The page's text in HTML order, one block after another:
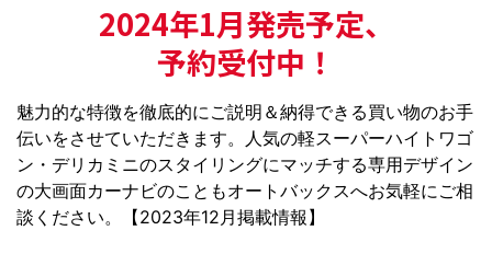
2024年1月発売予定、
予約受付中！
魅力的な特徴を徹底的にご説明＆納得できる買い物のお手
伝いをさせていただきます。人気の軽スーパーハイトワゴ
ン・デリカミニのスタイリングにマッチする専用デザイン
の大画面カーナビのこともオートバックスへお気軽にご相
談ください。【2023年12月掲載情報】